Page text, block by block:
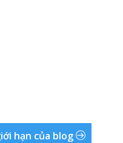
hạn của blog